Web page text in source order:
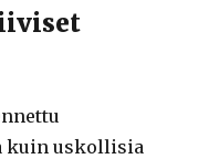
kuin uskollisia